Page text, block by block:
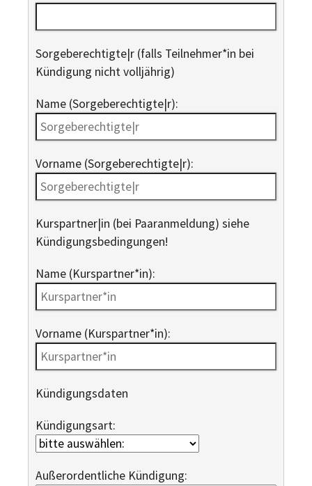
Sorge­berechtigte|r (falls Teilnehmer*in bei
Kündigung nicht volljährig)
Name (Sorgeberechtigte|r):
Vorname (Sorgeberechtigte|r):
Kurspartner|in (bei Paaranmeldung) siehe
Kündigungsbedingungen!
Name (Kurspartner*in):
Vorname (Kurspartner*in):
Kündigungsdaten
Kündigungsart:
Außerordentliche Kündigung: